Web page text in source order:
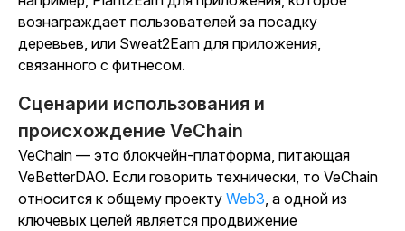
вознаграждает пользователей за посадку
деревьев, или Sweat2Earn для приложения,
связанного с фитнесом.
Сценарии использования и
происхождение VeChain
VeChain — это блокчейн-платформа, питающая
VeBetterDAO. Если говорить технически, то VeChain
относится к общему проекту Web3, а одной из
ключевых целей является продвижение